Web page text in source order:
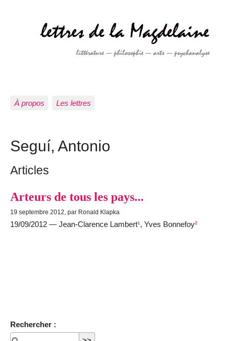
À propos Les lettres
Seguí, Antonio
Articles
Arteurs de tous les pays...
19 septembre 2012, par Ronald Klapka
19/09/2012 — Jean-Clarence Lambert¹, Yves Bonnefoy²
Rechercher :